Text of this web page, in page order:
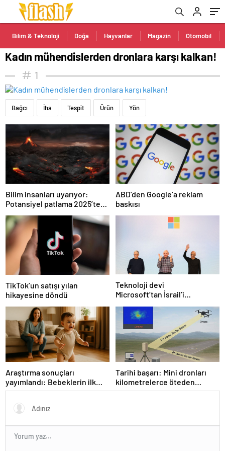
Bilim & Teknoloji Doğa Hayvanlar Magazin Otomobil
Kadın mühendislerden dronlara karşı kalkan!
1
Bağcı İha Tespit Ürün Yön
Bilim insanları uyarıyor:
Potansiyel patlama 2025’te
bekleniyor!
ABD’den Google’a reklam
baskısı
TikTok’un satışı yılan
hikayesine döndü
Teknoloji devi
Microsoft’tan İsrail’i
Araştırma sonuçları
yayımlandı: Bebeklerin ilk
adımında genetik ve çevre
Tarihi başarı: Mini dronları
kilometrelerce öteden
saptadı